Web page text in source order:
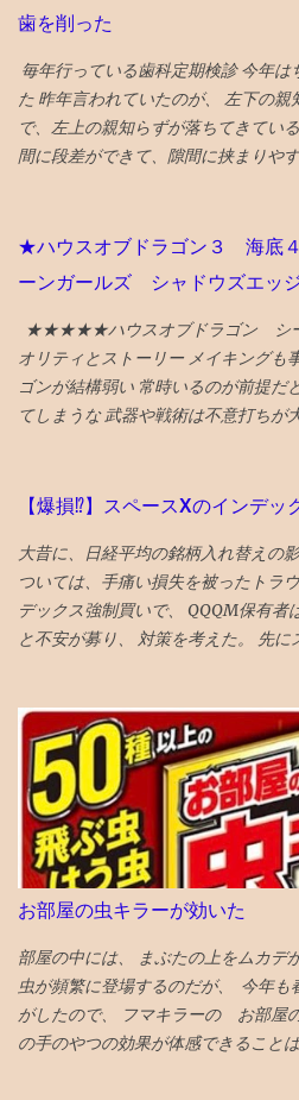
インバーのアルプ、おでん屋さんの
介。 （下記ギフトリンクの記事中に
り） NYタイムズ紙は選出にあたり、
の観点を踏まえているとのことで
大阪の革新的プロジェクトとして、
ュニティセンターであるプライドセ
なので全文読めます→ 2025年に行く
2024年 3位 山口 また、NYタイム
字（下に引用している山口の場合は...
のも、好要因でしょう。 なにしろ、
校で塾生が激増！ 高校からの新規入
受験者が 400人 増えました！ でも、
績優秀上位メンバーは固定してます
30傑」は厳しそうです。 継続が重要
歯を削った
毎年行っている歯科定期検診 今年
た 昨年言われていたのが、 左下の
で、左上の親知らずが落ちてきてい
間に段差ができて、隙間に挟まりや
見した 年をとってくると移植に使え
っていない親知らずの利用価値も低
さらに削るとか、抜歯に至るのもや
をなくすために、歯を削るのもそん
くなってくる ので、１ミリぐらい親
の奥歯との段差をなくした ２食ほど
った 成功♪ なお、段差無くす作戦が
★ハウスオブドラゴン３ 海底
ーンガールズ シャドウズエッ
★★★★★ハウスオブドラゴン シー
オリティとストーリー メイキングも
ゴンが結構弱い 常時いるのが前提だ
てしまうな 武器や戦術は不意打ち
気もしたが、 最後までエンタメ要
せない運命が哀しい ★ボーイキルズ
たので４００P使ってしまったが、
ったが、失敗した。 ★★★★ミーン
が、意地悪になる可能性はある あか
★★★★アンチャーテッド なんか昔
とワクワク感が薄れてる ★★★スチ
則 ビックバンセオリーのスピンオフ
はある程度見ておいた方が楽しめる
わからない話が混在している短編集
し運命に逆らえない人の姿を描いた
【爆損⁉︎】スペースXのインデッ
大昔に、日経平均の銘柄入れ替えの
ついては、手痛い損失を被ったトラ
デックス強制買いで、 QQQM保有者
と不安が募り、 対策を考えた。 先
ことにした とりあえず、税金も手数
的に銘柄入れ替えにやさしい し、上
６％ぐらいの高配当株なので、全売
VTIとラッセル1000は6月1９日 オル
100は7月6日 に強制買いが起きると
６％になるロックアップ解除の90日
２０％になるロックアップ解除の
する 次の日思い直す。やっぱりナス
に全売却しよう。 引けの３０分の前
各４割。ひけなりで１割。 がいいと
その後、高値掴みした株価は低迷、
に気持ち持ち直し気味とも言えなく
お部屋の虫キラーが効いた
部屋の中には、 まぶたの上をムカデ
虫が頻繁に登場するのだが、 今年
がしたので、 フマキラーの お部屋
の手のやつの効果が体感できること